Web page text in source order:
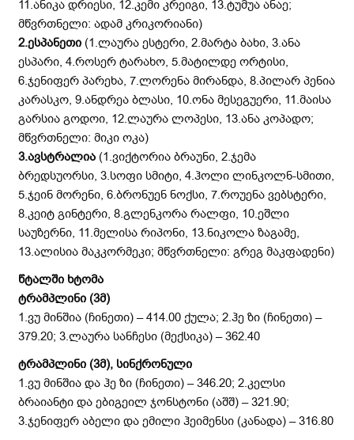
11.ანიკა დრიესი, 12.კემი კრეიგი, 13.ტუმუა ანაე;
მწვრთნელი: ადამ კრიკორიანი)
2.ესპანეთი(1.ლაურა ესტერი, 2.მარტა ბახი, 3.ანა
ესპარი, 4.როსერ ტარახო, 5.მატილდე ორტისი,
6.ჯენიფერ პარეხა, 7.ლორენა მირანდა, 8.პილარ პენია
კარასკო, 9.ანდრეა ბლასი, 10.ონა მესეგუერი, 11.მაისა
გარსია გოდოი, 12.ლაურა ლოპესი, 13.ანა კოპადო;
მწვრთნელი: მიკი ოკა)
3.ავსტრალია(1.ვიქტორია ბრაუნი, 2.ჯემა
ბრედსუორსი, 3.სოფი სმიტი, 4.ჰოლი ლინკოლნ-სმითი,
5.ჯეინ მორენი, 6.ბრონუენ ნოქსი, 7.როუენა ვებსტერი,
8.კეიტ გინტერი, 8.გლენკორა რალფი, 10.ეშლი
საუზერნი, 11.მელისა რიპონი, 13.ნიკოლა ზაგამე,
13.ალისია მაკკორმეკი; მწვრთნელი: გრეგ მაკფადენი)
წტალში ხტომა
ტრამპლინი (3მ)
1.ვუ მინშია (ჩინეთი) – 414.00 ქულა; 2.ჰე ზი (ჩინეთი) –
379.20; 3.ლაურა სანჩესი (მექსიკა) – 362.40
ტრამპლინი (3მ), სინქრონული
1.ვუ მინშია და ჰე ზი (ჩინეთი) – 346.20; 2.კელსი
ბრაიანტი და ებიგეილ ჯონსტონი (აშშ) – 321.90;
3.ჯენიფერ აბელი და ემილი ჰეიმენსი (კანადა) – 316.80